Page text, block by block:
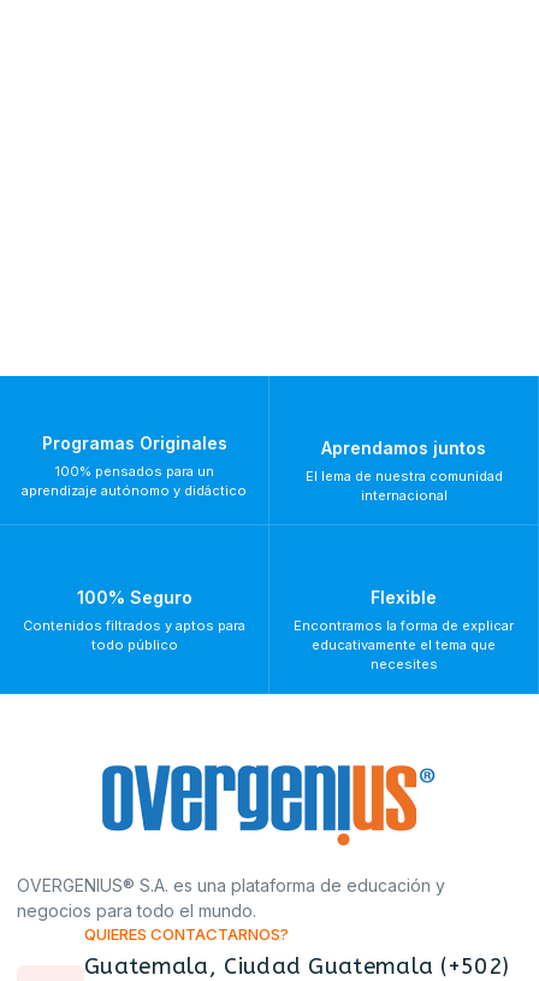
Programas Originales
100% pensados para un
aprendizaje autónomo y didáctico
Aprendamos juntos
El lema de nuestra comunidad
internacional
100% Seguro
Contenidos filtrados y aptos para
todo público
Flexible
Encontramos la forma de explicar
educativamente el tema que
necesites
OVERGENIUS® S.A. es una plataforma de educación y
negocios para todo el mundo.
QUIERES CONTACTARNOS?
Guatemala, Ciudad Guatemala (+502)